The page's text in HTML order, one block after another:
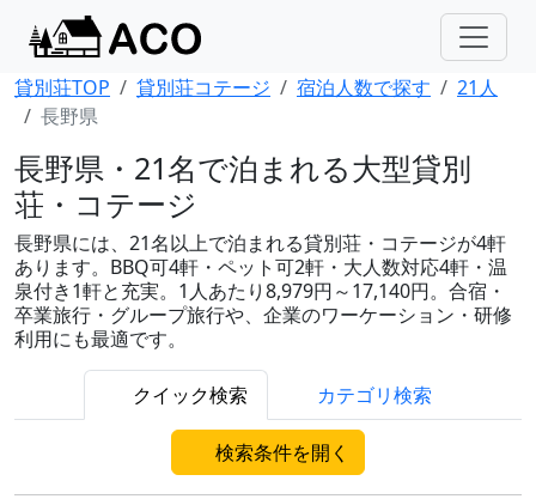
貸別荘TOP 貸別荘コテージ 宿泊人数で探す
21人
長野県
長野県・21名で泊まれる大型貸別
荘・コテージ
長野県には、21名以上で泊まれる貸別荘・コテージが4軒
あります。BBQ可4軒・ペット可2軒・大人数対応4軒・温
泉付き1軒と充実。1人あたり8,979円～17,140円。合宿・
卒業旅行・グループ旅行や、企業のワーケーション・研修
利用にも最適です。
クイック検索 カテゴリ検索
検索条件を開く